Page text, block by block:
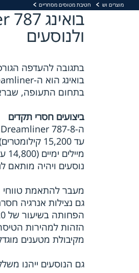
מוצרים וש חטיבת מטוסים מסחריים
ולנוסעים
בתגובה להעדפה
בתחום התעופה,
ביצועים חסרי תקדים
נוסעים ויהיה מותאם לנתיבים באורך 2,500 עד 3,050
גם נצילות אנרגיה
מקיבולת מטענים
גם הנוסעים ייהנו